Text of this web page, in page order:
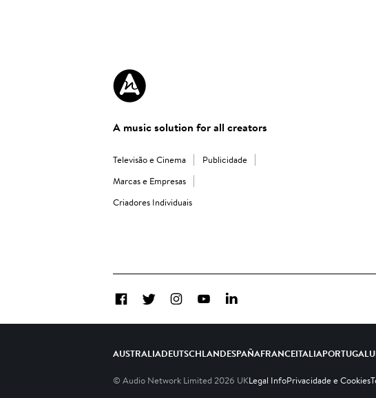
A music solution for all creators
Televisão e Cinema
Publicidade
Marcas e Empresas
Criadores Individuais
FacebookTwitterInstagramYouTubeLinkedIn
AUSTRALIADEUTSCHLANDESPAÑAFRANCEITALIAPORTUGAL
© Audio Network Limited 2026 UKLegal InfoPrivacidade e Cookies